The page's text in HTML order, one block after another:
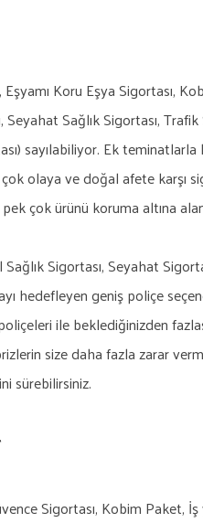
Koru Eşya Sigortası,
Sağlık Sigortası,
sayılabiliyor. Ek teminatlarla
olaya ve doğal afete karşı
çok ürünü koruma altına
Sigortası, Seyahat
hedefleyen geniş poliçe
ile beklediğinizden
size daha fazla zarar
sürebilirsiniz.
Sigortası, Kobim Paket,